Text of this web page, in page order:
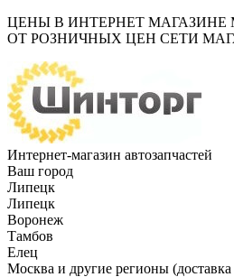
ЦЕНЫ В ИНТЕРНЕТ МАГАЗИНЕ
ОТ РОЗНИЧНЫХ ЦЕН СЕТИ
Интернет-магазин автозапчастей
Ваш город
Липецк
Липецк
Воронеж
Тамбов
Елец
Москва и другие регионы